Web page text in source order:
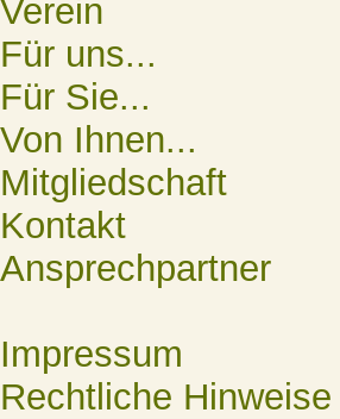
Verein
Für uns...
Für Sie...
Von Ihnen...
Mitgliedschaft
Kontakt
Ansprechpartner
Impressum
Rechtliche Hinweise